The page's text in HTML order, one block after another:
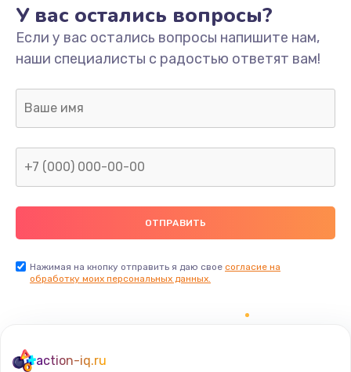
Ремонт динамика
400 руб.
Заказать
Замена дисплея
1200 руб.
Заказать
У вас остались вопросы?
Если у вас остались вопросы напишите нам,
наши специалисты с радостью ответят вам!
Нажимая на кнопку отправить я даю свое согласие на
обработку моих персональных данных.
action-iq.ru